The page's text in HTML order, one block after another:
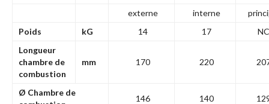
externe interne
Poids
kG 14 17
NC
Longueur
chambre de
combustion
mm 170 220
Ø Chambre de
146 140